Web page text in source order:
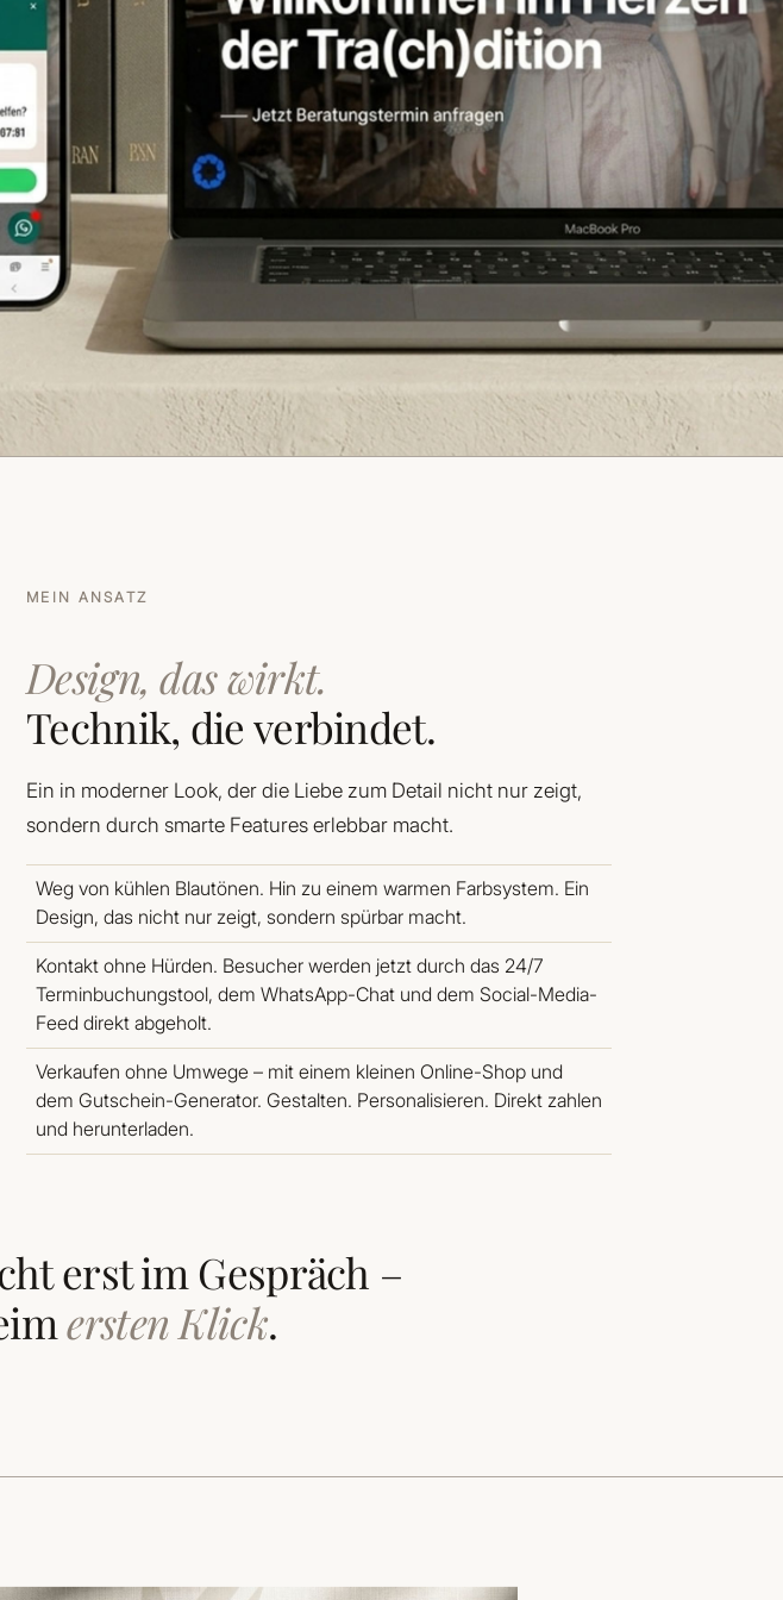
MEIN ANSATZ
Design, das wirkt.
Technik, die verbindet.
Ein in moderner Look, der die Liebe zum Detail nicht nur zeigt,
sondern durch smarte Features erlebbar macht.
Weg von kühlen Blautönen. Hin zu einem warmen Farbsystem. Ein
Design, das nicht nur zeigt, sondern spürbar macht.
Kontakt ohne Hürden. Besucher werden jetzt durch das 24/7
Terminbuchungstool, dem WhatsApp-Chat und dem Social-Media-
Feed direkt abgeholt.
Verkaufen ohne Umwege – mit einem kleinen Online-Shop und
dem Gutschein-Generator. Gestalten. Personalisieren. Direkt zahlen
und herunterladen.
erst im Gespräch –
ersten Klick.